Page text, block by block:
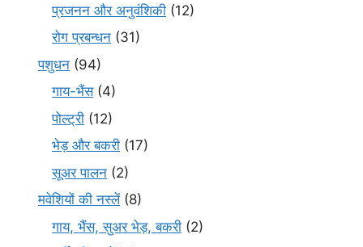
प्रजनन और अनुवंशिकी (12)
रोग प्रबन्धन (31)
पशुधन (94)
गाय-भैंस(4)
पोल्ट्री (12)
भेड़ और बकरी (17)
सूअर पालन (2)
मवेशियों की नस्लें(8)
गाय, भैंस, सुअर भेड़, बकरी (2)